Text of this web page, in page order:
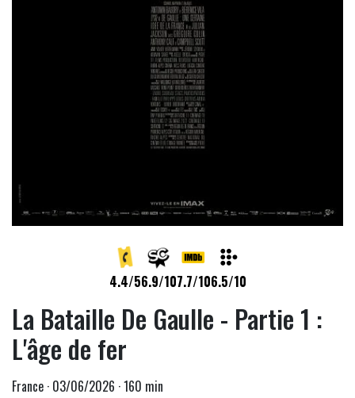
4.4/56.9/107.7/106.5/10
La Bataille De Gaulle - Partie 1 :
L'âge de fer
France · 03/06/2026 · 160 min